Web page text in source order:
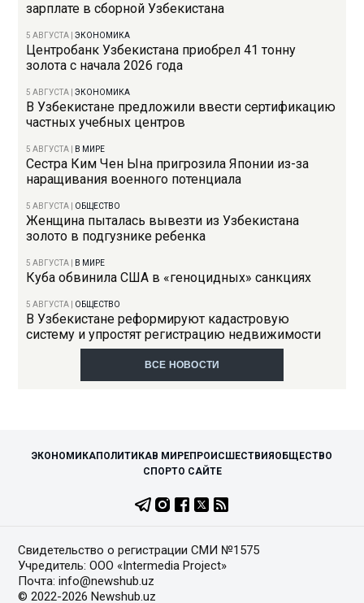
зарплате в сборной Узбекистана
5 АВГУСТА |ЭКОНОМИКА
Центробанк Узбекистана приобрел 41 тонну
золота с начала 2026 года
5 АВГУСТА |ЭКОНОМИКА
В Узбекистане предложили ввести сертификацию
частных учебных центров
5 АВГУСТА В МИРЕ
Сестра Ким Чен Ына пригрозила Японии из-за
наращивания военного потенциала
5 АВГУСТА ОБЩЕСТВО
Женщина пыталась вывезти из Узбекистана
золото в подгузнике ребенка
5 АВГУСТА В МИРЕ
Куба обвинила США в «геноцидных» санкциях
5 АВГУСТА ОБЩЕСТВО
В Узбекистане реформируют кадастровую
систему и упростят регистрацию недвижимости
ВСЕ НОВОСТИ
ЭКОНОМИКАПОЛИТИКАВ МИРЕПРОИСШЕСТВИЯ ОБЩЕСТВО
СПОРТО САЙТЕ
Свидетельство о регистрации СМИ №1575
Учредитель: ООО «Intermedia Project»
Почта: info@newshub.uz
© 2022-2026 Newshub.uz